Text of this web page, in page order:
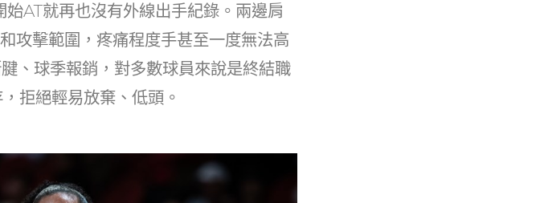
AT就再也沒有外線出手紀錄。兩邊肩
攻擊範圍，疼痛程度手甚至一度無法高
、球季報銷，對多數球員來說是終結職
拒絕輕易放棄、低頭。